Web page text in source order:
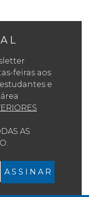
feiras aos
e
AS
A S S I N A R